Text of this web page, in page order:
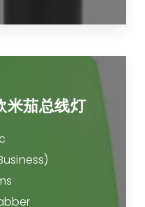
米茄总线灯